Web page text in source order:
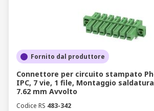
Fornito dal produttore
Connettore per circuito stampato
IPC, 7 vie, 1 file, Montaggio
7.62 mm Avvolto
Codice RS 483-342